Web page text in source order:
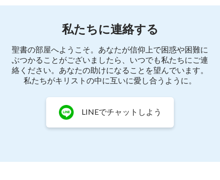
私たちに連絡する
聖書の部屋へようこそ。あなたが信仰上で困惑や困難に
ぶつかることがございましたら、いつでも私たちにご連
絡ください。あなたの助けになることを望んでいます。
私たちがキリストの中に互いに愛し合うように。
LINEでチャットしよう